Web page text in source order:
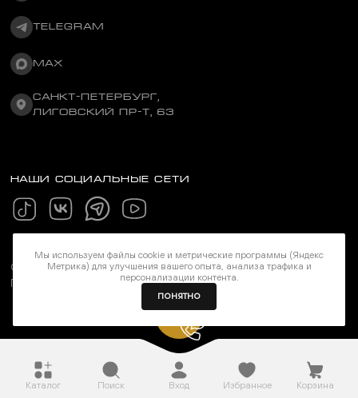
Каталог Поиск Вход Избранное Корзина
TELEGRAM
MAX
САНКТ-ПЕТЕРБУРГ,
ЛИГОВСКИЙ ПР-Т, 63
НАШИ СОЦИАЛЬНЫЕ СЕТИ
©Stereozona 2026. Все права защищены
Политика конфиденциальности
Мы используем файлы cookie и метрические программы (Яндекс
Метрика) для улучшения вашего опыта, анализа трафика и
персонализации контента.
ПОНЯТНО